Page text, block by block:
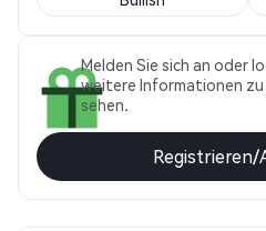
Melden Sie sich an oder
weitere Informationen
sehen.
Registrieren/